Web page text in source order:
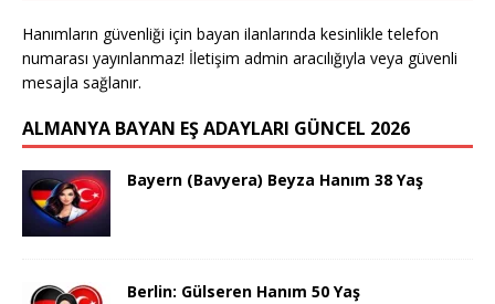
Hanımların güvenliği için bayan ilanlarında kesinlikle telefon
numarası yayınlanmaz! İletişim admin aracılığıyla veya güvenli
mesajla sağlanır.
ALMANYA BAYAN EŞ ADAYLARI GÜNCEL 2026
Bayern (Bavyera) Beyza Hanım 38 Yaş
Berlin: Gülseren Hanım 50 Yaş